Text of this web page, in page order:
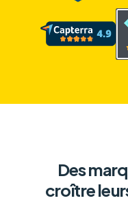
Des
croître